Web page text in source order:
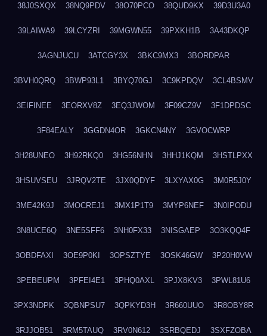
38J0SXQX 38NQ9PDV 38O70PCO 38QUD9KX 39D3U3A0
39LAIWA9 39LCYZRI 39MGWN55 39PXKH1B 3A43DKQP
3AGNJUCU 3ATCGY3X 3BKC9MX3 3BORDPAR
3BVH0QRQ 3BWP93L1 3BYQ70GJ 3C9KPDQV 3CL4BSMV
3EIFINEE 3EORXV8Z 3EQ3JWOM 3F09CZ9V 3F1DPDSC
3F84EALY 3GGDN4OR 3GKCN4NY 3GVOCWRP
3H28UNEO 3H92RKQ0 3HG56NHN 3HHJ1KQM 3HSTLPXX
3HSUVSEU 3JRQV2TE 3JX0QDYF 3LXYAX0G 3M0R5J0Y
3ME42K9J 3MOCREJ1 3MX1P1T9 3MYP6NEF 3N0IPODU
3N8UCE6Q 3NE5SFF6 3NH0FX33 3NISGAEP 3O3KQQ4F
3OBDFAXI 3OE9P0KI 3OPSZTYE 3OSK46GW 3P20H0VW
3PEBEUPM 3PFEI4E1 3PHQ0AXL 3PJX8KV3 3PWL81U6
3PX3NDPK 3QBNPSU7 3QPKYD3H 3R660UUO 3R8OBY8R
3RJJOB51 3RM5TAUQ 3RV0N612 3SRBQEDJ 3SXFZOBA